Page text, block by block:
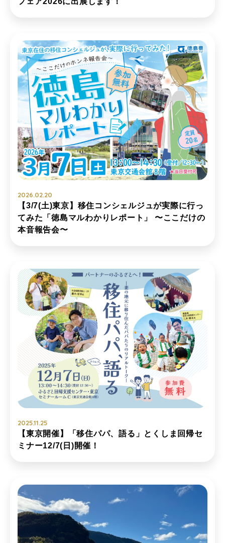
2026.02.20
【3/7(土)東京】移住コンシェルジュが実際に行っ
てみた「徳島マルわかりレポート」 〜ここだけの
本音報告会〜
2025.11.25
【東京開催】「移住パパ、語る」とくしま回帰セ
ミナー12/7(日)開催！